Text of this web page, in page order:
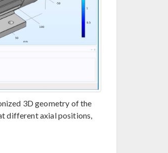
3D geometry of the
different axial positions,